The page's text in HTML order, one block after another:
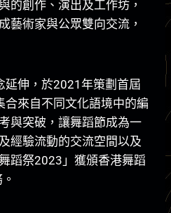
的創作、演出及工作坊，
藝術家與公眾雙向交流，
延伸，於2021年策劃首屆
合來自不同文化語境中的編
與突破，讓舞蹈節成為一
經驗流動的交流空間以及
蹈祭2023」獲頒香港舞蹈